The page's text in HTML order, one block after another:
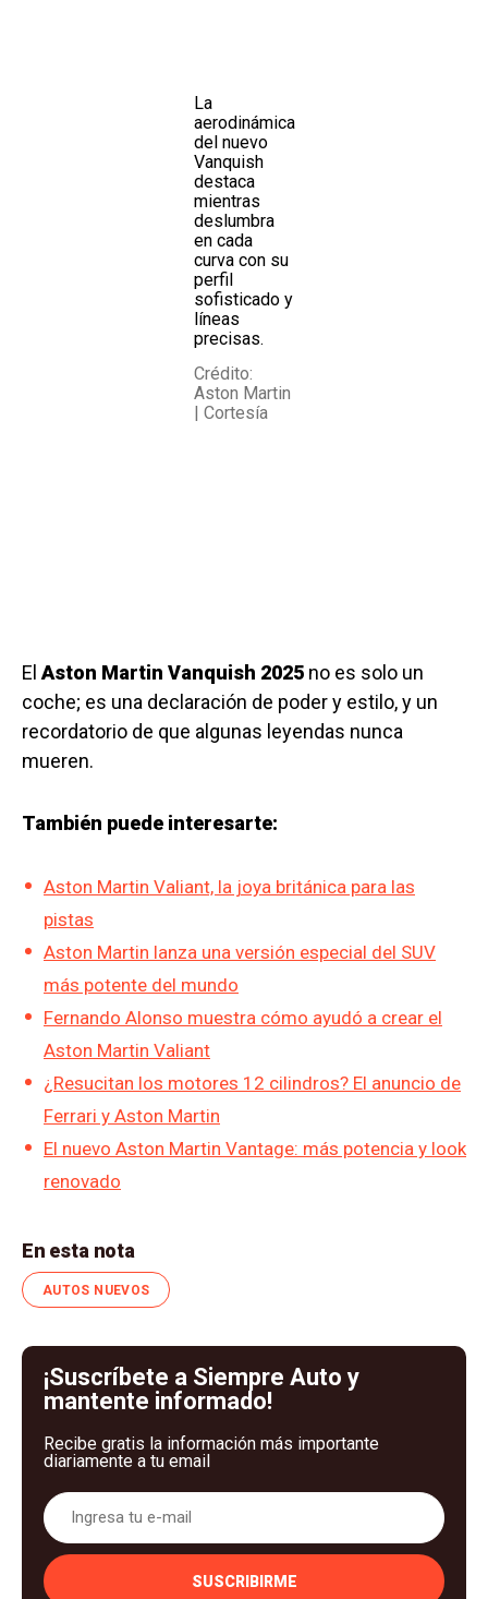
La
aerodinámica
del nuevo
Vanquish
destaca
mientras
deslumbra
en cada
curva con su
perfil
sofisticado y
líneas
precisas.
Crédito:
Aston Martin
| Cortesía
El Aston Martin Vanquish 2025 no es solo un
coche; es una declaración de poder y estilo, y un
recordatorio de que algunas leyendas nunca
mueren.
También puede interesarte:
Aston Martin Valiant, la joya británica para las
pistas
Aston Martin lanza una versión especial del SUV
más potente del mundo
Fernando Alonso muestra cómo ayudó a crear el
Aston Martin Valiant
¿Resucitan los motores 12 cilindros? El anuncio de
Ferrari y Aston Martin
El nuevo Aston Martin Vantage: más potencia y look
renovado
En esta nota
AUTOS NUEVOS
¡Suscríbete a Siempre Auto y
mantente informado!
Recibe gratis la información más importante
diariamente a tu email
SUSCRIBIRME